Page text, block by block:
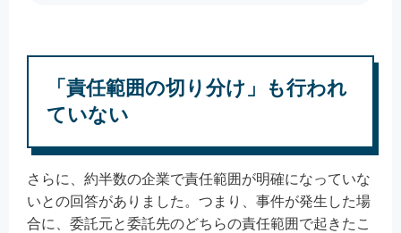
「責任範囲の切り分け」も行われ
ていない
さらに、約半数の企業で責任範囲が明確になっていな
いとの回答がありました。つまり、事件が発生した場
合に、委託元と委託先のどちらの責任範囲で起きたこ